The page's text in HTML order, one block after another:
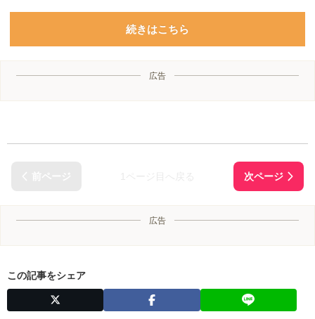
続きはこちら
広告
広告
この記事をシェア